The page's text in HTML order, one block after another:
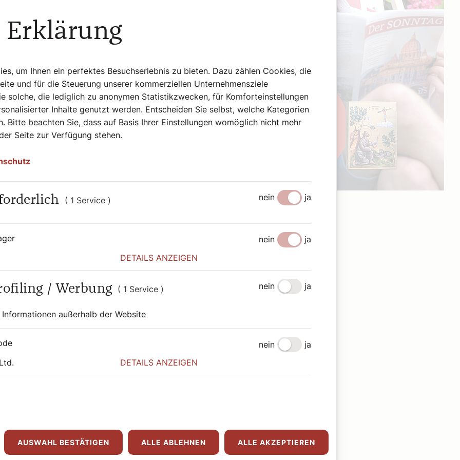
Sklaven, Brave und Aufmüpfige, Geistliche
Autorin Bernadette Spitzer in
wobei sie die Besonderheit der jeweiligen
Sie übersetzt die teils sperrigen Quellen in
nicht mit einem Augenzwinkern. Die
reicht von in der breiten Öffentlichkeit
die erst vor kurzem heilig- oder
durch moderne Illustrationen und
zur täglichen Inspirationsquelle.
365 Heiligen durchs Jahr.
Erklärung
um Ihnen ein perfektes Besuchserlebnis zu bieten. Dazu zählen Cookies, die
und für die Steuerung unserer kommerziellen Unternehmensziele
solche, die lediglich zu anonymen Statistikzwecken, für Komforteinstellungen
Inhalte genutzt werden. Entscheiden Sie selbst, welche Kategorien
Bitte beachten Sie, dass auf Basis Ihrer Einstellungen womöglich nicht mehr
Seite zur Verfügung stehen.
( 1 Service ) nein ja
nein
ja
DETAILS ANZEIGEN
/ Werbung ( 1 Service )
außerhalb der Website
nein ja
nein
ja
DETAILS ANZEIGEN
AUSWAHL BESTÄTIGEN ALLE ABLEHNEN ALLE AKZEPTIEREN